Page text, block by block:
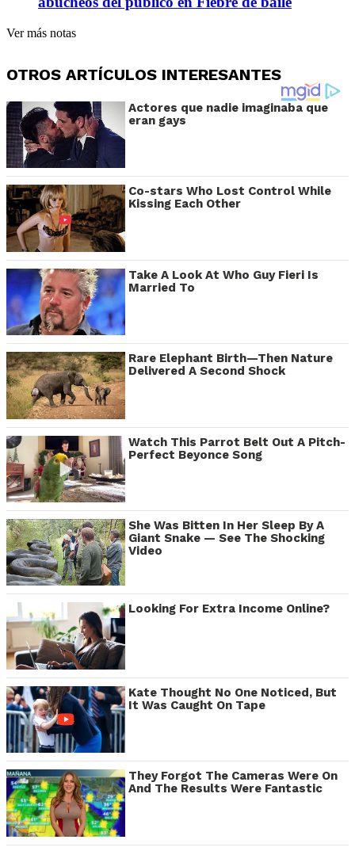
Ver más notas
OTROS ARTÍCULOS INTERESANTES
Actores que nadie imaginaba que
eran gays
Co-stars Who Lost Control While
Kissing Each Other
Take A Look At Who Guy Fieri Is
Married To
Rare Elephant Birth—Then Nature
Delivered A Second Shock
Watch This Parrot Belt Out A Pitch-
Perfect Beyonce Song
She Was Bitten In Her Sleep By A
Giant Snake — See The Shocking
Video
Looking For Extra Income Online?
Kate Thought No One Noticed, But
It Was Caught On Tape
They Forgot The Cameras Were On
And The Results Were Fantastic